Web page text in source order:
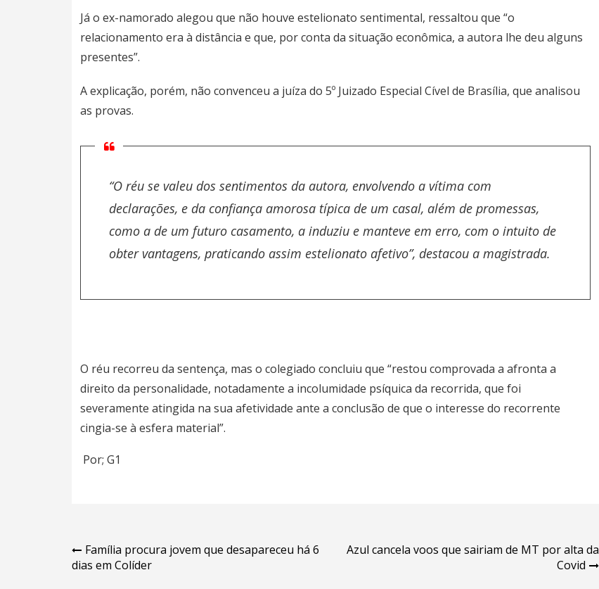
Já o ex-namorado alegou que não houve estelionato sentimental, ressaltou que “o
relacionamento era à distância e que, por conta da situação econômica, a autora lhe deu alguns
presentes”.
A explicação, porém, não convenceu a juíza do 5º Juizado Especial Cível de Brasília, que analisou
as provas.
“O réu se valeu dos sentimentos da autora, envolvendo a vítima com
declarações, e da confiança amorosa típica de um casal, além de promessas,
como a de um futuro casamento, a induziu e manteve em erro, com o intuito de
obter vantagens, praticando assim estelionato afetivo”, destacou a magistrada.
O réu recorreu da sentença, mas o colegiado concluiu que “restou comprovada a afronta a
direito da personalidade, notadamente a incolumidade psíquica da recorrida, que foi
severamente atingida na sua afetividade ante a conclusão de que o interesse do recorrente
cingia-se à esfera material”.
Por; G1
Navegação
de
Família procura jovem que desapareceu há 6
dias em Colíder
Azul cancela voos que sairiam de MT por alta da
Covid